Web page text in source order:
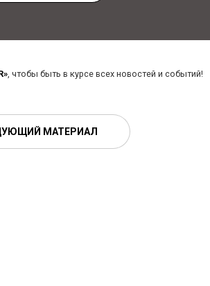
, чтобы быть в курсе всех новостей и событий!
МАТЕРИАЛ